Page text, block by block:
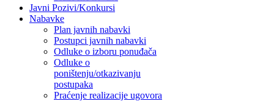
Javni Pozivi/Konkursi
Nabavke
Plan javnih nabavki
Postupci javnih nabavki
Odluke o izboru ponuđača
Odluke o
poništenju/otkazivanju
postupaka
Praćenje realizacije ugovora